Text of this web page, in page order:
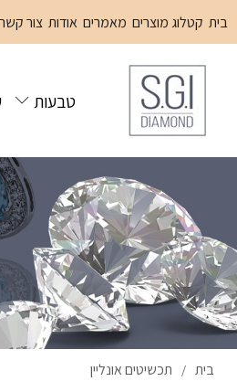
בית קטלוג מוצרים מאמרים אודות צור קשר
טבעות
בית / תכשיטים אונליין